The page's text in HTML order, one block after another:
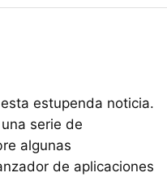
estupenda noticia.
serie de
algunas
de aplicaciones